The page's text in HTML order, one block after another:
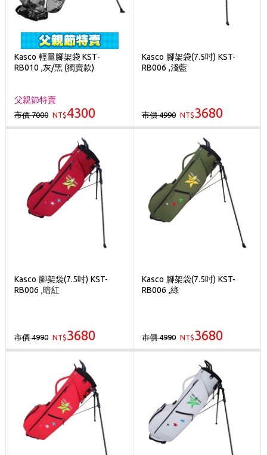
Kasco 輕量腳架袋 KST-
RB010 ,灰/黑 (獨賣款)
父親節特賣
市價 7000 NT$4300
Kasco 腳架袋(7.5吋) KST-
RB006 ,淺藍
市價 4990 NT$3680
Kasco 腳架袋(7.5吋) KST-
RB006 ,暗紅
市價 4990 NT$3680
Kasco 腳架袋(7.5吋) KST-
RB006 ,綠
市價 4990 NT$3680